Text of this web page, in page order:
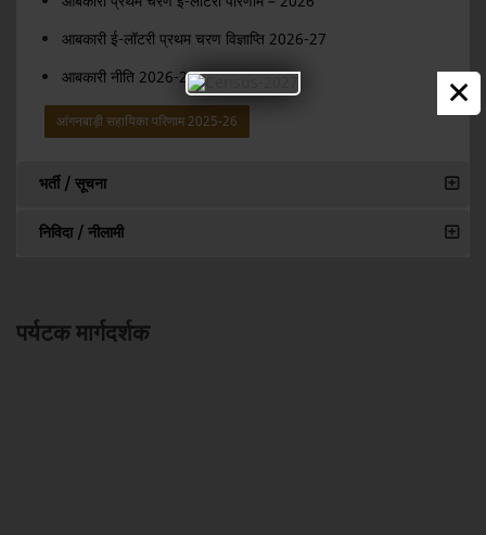
×
आबकारी ई-लॉटरी प्रथम चरण विज्ञाप्ति 2026-27
आबकारी नीति 2026-27
आंगनबाड़ी सहायिका परिणाम 2025-26
भर्ती / सूचना
निविदा / नीलामी
पर्यटक मार्गदर्शक